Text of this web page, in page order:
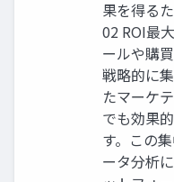
果を得る
02 ROI最
ールや購
戦略的に
たマーケ
でも効果
す。この
ータ分析